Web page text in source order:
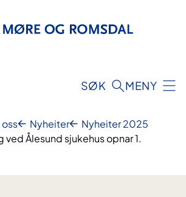
SØK MENY
Nyheiter
Nyheiter 2025
ved Ålesund sjukehus opnar 1.